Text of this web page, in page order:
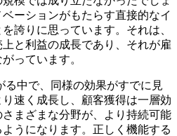
ーションがもたらす直接的なイ
誇りに思っています。それは、
と利益の成長であり、それが雇
っています。
る中で、同様の効果がすでに見
速く成長し、顧客獲得は一層効
まざまな分野が、より持続可能
うになります。正しく機能する